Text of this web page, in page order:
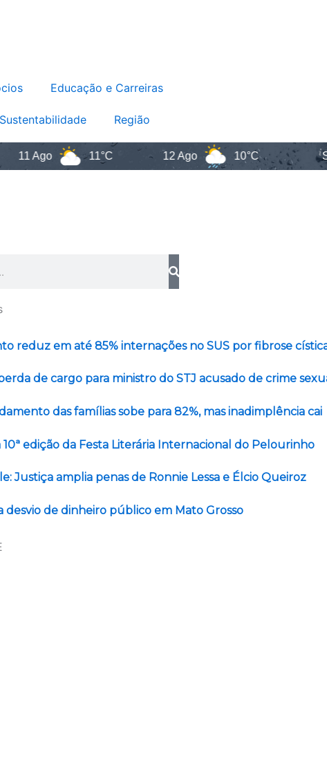
Educação e Carreiras
Região
Ago 11°C 12 Ago 10°C Santa
reduz em até 85% internações no SUS por fibrose
de cargo para ministro do STJ acusado de crime
das famílias sobe para 82%, mas inadimplência cai
edição da Festa Literária Internacional do Pelourinho
Justiça amplia penas de Ronnie Lessa e Élcio Queiroz
desvio de dinheiro público em Mato Grosso